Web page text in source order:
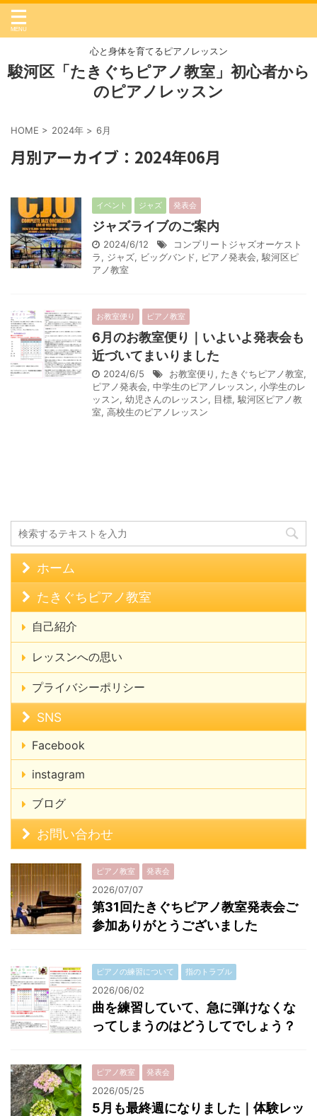
心と身体を育てるピアノレッスン
駿河区「たきぐちピアノ教室」初心者から
のピアノレッスン
HOME > 2024年 > 6月
月別アーカイブ：2024年06月
イベント ジャズ 発表会
ジャズライブのご案内
2024/6/12
コンプリートジャズオーケスト
ラ, ジャズ, ビッグバンド, ピアノ発表会, 駿河区ピ
アノ教室
お教室便り ピアノ教室
6月のお教室便り｜いよいよ発表会も
近づいてまいりました
2024/6/5 お教室便り , たきぐちピアノ教室,
ピアノ発表会, 中学生のピアノレッスン, 小学生のレ
ッスン, 幼児さんのレッスン, 目標, 駿河区ピアノ教
室, 高校生のピアノレッスン
ホーム
たきぐちピアノ教室
自己紹介
レッスンへの思い
プライバシーポリシー
SNS
Facebook
instagram
ブログ
お問い合わせ
ピアノ教室 発表会
2026/07/07
第31回たきぐちピアノ教室発表会ご
参加ありがとうございました
ピアノの練習について 指のトラブル
2026/06/02
曲を練習していて、急に弾けなくな
ってしまうのはどうしてでしょう？
ピアノ教室 発表会
2026/05/25
5月も最終週になりました｜体験レッ